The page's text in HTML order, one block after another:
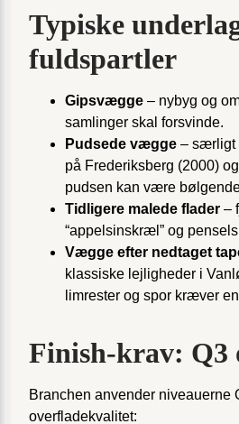
Typiske
fuldspartler
Gipsvægge – nybyg og
samlinger skal forsvinde.
Pudsede vægge – særligt
på Frederiksberg (2000)
pudsen kan være
Tidligere malede flader –
“appelsinskræl” og
Vægge efter nedtaget
klassiske lejligheder i
limrester og spor kræver
Finish-krav: Q3
Branchen anvender niveauerne
overfladekvalitet: